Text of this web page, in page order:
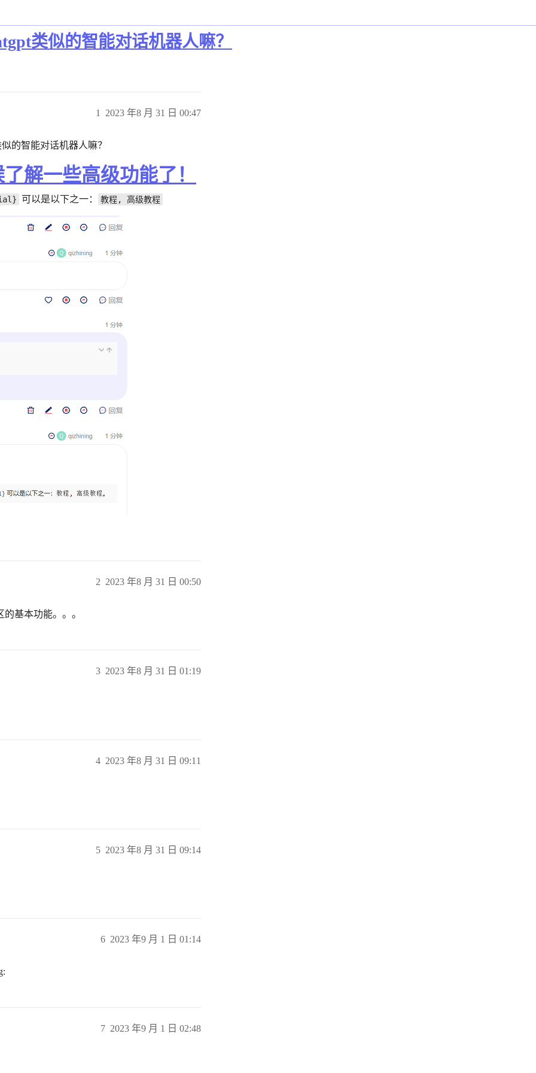
类似的智能对话机器人嘛？
2023 年8 月 31 日 00:47
1
的智能对话机器人嘛？
解一些高级功能了！
可以是以下之一： 教程, 高级教程
2023 年8 月 31 日 00:50
2
基本功能。。。
2023 年8 月 31 日 01:19
3
2023 年8 月 31 日 09:11
4
2023 年8 月 31 日 09:14
5
2023 年9 月 1 日 01:14
6
2023 年9 月 1 日 02:48
7